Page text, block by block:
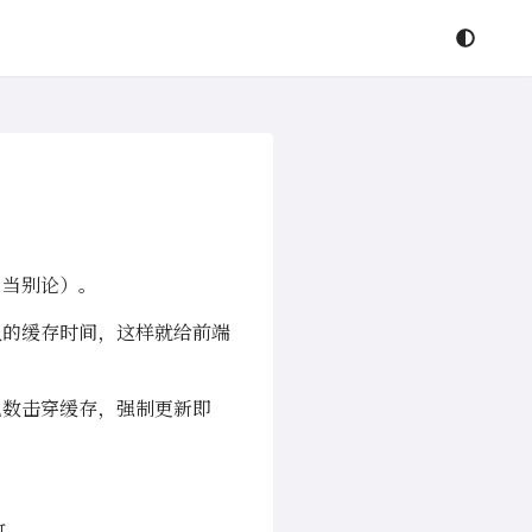
别论）。
缓存时间，这样就给前端
击穿缓存，强制更新即